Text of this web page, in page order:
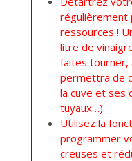
régulièrement
ressources !
litre de
faites tourner,
permettra de
la cuve et ses
tuyaux…).
Utilisez la
programmer
creuses et